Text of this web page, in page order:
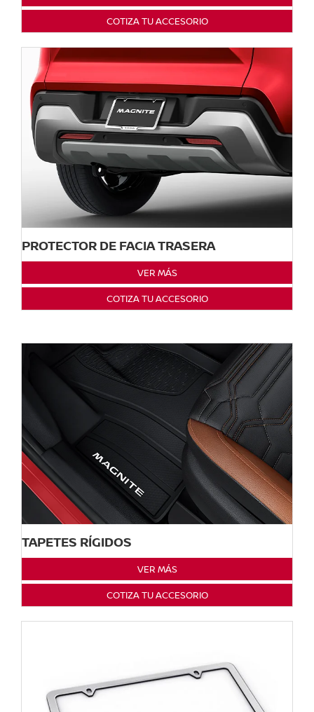
COTIZA TU ACCESORIO
PROTECTOR DE FACIA TRASERA
VER MÁS
COTIZA TU ACCESORIO
TAPETES RÍGIDOS
VER MÁS
COTIZA TU ACCESORIO